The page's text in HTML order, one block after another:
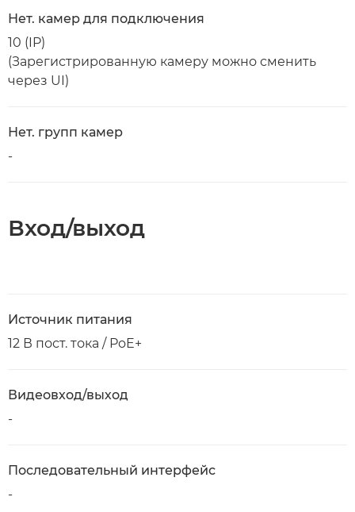
Нет. камер для подключения
10 (IP)
(Зарегистрированную камеру можно сменить
через UI)
Нет. групп камер
-
Вход/выход
Источник питания
12 В пост. тока / PoE+
Видеовход/выход
-
Последовательный интерфейс
-